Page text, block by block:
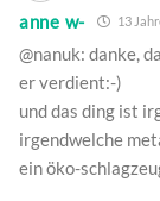
anne w- 13
@nanuk: danke,
er verdient:-)
und das ding ist
irgendwelche
ein öko-